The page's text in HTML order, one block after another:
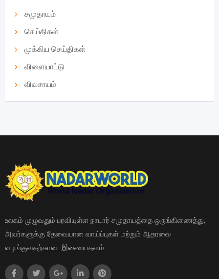
சமுதாயம்
செய்திகள்
முக்கிய செய்திகள்
விளையாட்டு
விவசாயம்
உலகம் முழுவதும் பரவியுள்ள நாடார் சமுதாயத்தை ஒருங்கிணைத்து,
அவர்களுக்கு தேவையான வாய்ப்புகள் மற்றும் ஆதரவை
வழங்குவதற்கான இணையதளம்.